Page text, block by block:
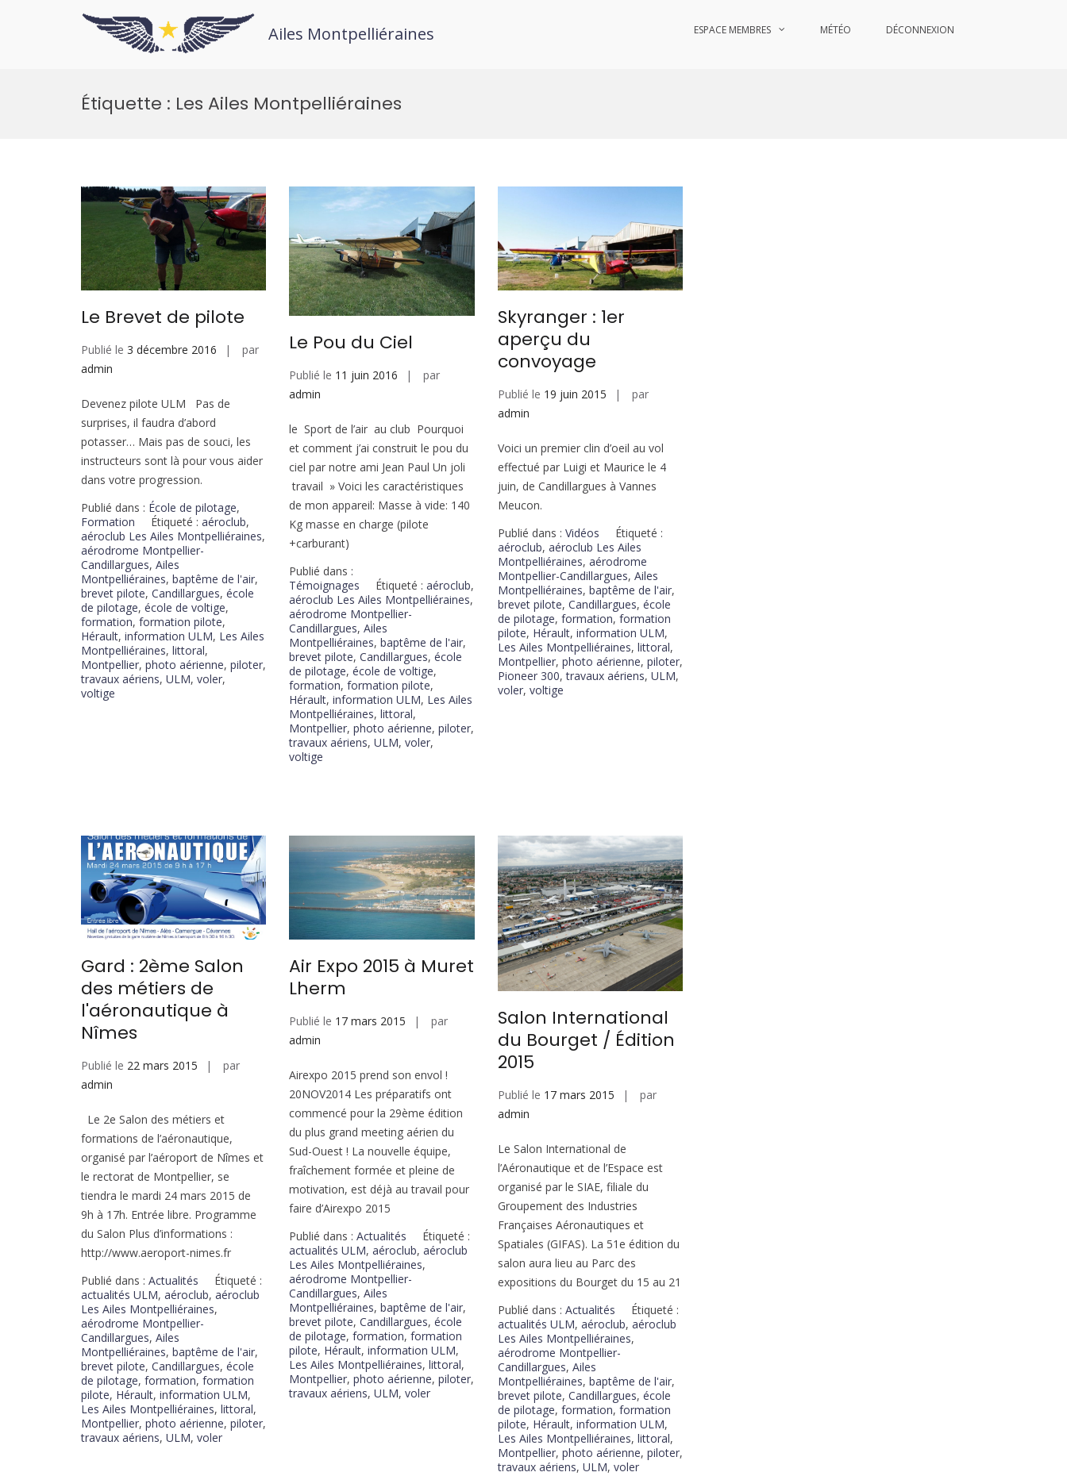
Ailes Montpelliéraines ESPACE MEMBRES MÉTÉO DÉCONNEXION
Étiquette : Les Ailes Montpelliéraines
Le Brevet de pilote
Publié le 3 décembre 2016
par
admin
Devenez pilote ULM Pas de
surprises, il faudra d’abord
potasser… Mais pas de souci, les
instructeurs sont là pour vous aider
dans votre progression.
Publié dans : École de pilotage,
Formation
Étiqueté : aéroclub,
aéroclub Les Ailes Montpelliéraines,
aérodrome Montpellier-
Candillargues, Ailes
Montpelliéraines, baptême de l'air,
brevet pilote, Candillargues, école
de pilotage, école de voltige,
formation, formation pilote,
Hérault, information ULM, Les Ailes
Montpelliéraines, littoral,
Montpellier, photo aérienne, piloter,
travaux aériens, ULM, voler,
voltige
Le Pou du Ciel
Publié le 11 juin 2016
par
admin
le Sport de l’air au club Pourquoi
et comment j’ai construit le pou du
ciel par notre ami Jean Paul Un joli
travail » Voici les caractéristiques
de mon appareil: Masse à vide: 140
Kg masse en charge (pilote
+carburant)
Publié dans :
Témoignages
Étiqueté :aéroclub,
aéroclub Les Ailes Montpelliéraines,
aérodrome Montpellier-
Candillargues,Ailes
Montpelliéraines,baptême de l'air,
brevet pilote,Candillargues,école
de pilotage,école de voltige,
formation,formation pilote,
Hérault,information ULM, Les Ailes
Montpelliéraines,littoral,
Montpellier,photo aérienne,piloter,
travaux aériens,ULM,voler,
voltige
Skyranger : 1er
aperçu du
convoyage
Publié le 19 juin 2015
par
admin
Voici un premier clin d’oeil au vol
effectué par Luigi et Maurice le 4
juin, de Candillargues à Vannes
Meucon.
Publié dans : Vidéos
Étiqueté :
aéroclub, aéroclub Les Ailes
Montpelliéraines, aérodrome
Montpellier-Candillargues, Ailes
Montpelliéraines, baptême de l'air,
brevet pilote, Candillargues, école
de pilotage, formation, formation
pilote, Hérault, information ULM,
Les Ailes Montpelliéraines, littoral,
Montpellier, photo aérienne, piloter,
Pioneer 300,travaux aériens, ULM,
voler, voltige
Gard : 2ème Salon
des métiers de
l'aéronautique à
Nîmes
Publié le 22 mars 2015
par
admin
Le 2e Salon des métiers et
formations de l’aéronautique,
organisé par l’aéroport de Nîmes et
le rectorat de Montpellier, se
tiendra le mardi 24 mars 2015 de
9h à 17h. Entrée libre. Programme
du Salon Plus d’informations :
http://www.aeroport-nimes.fr
Publié dans : Actualités
Étiqueté :
actualités ULM, aéroclub, aéroclub
Les Ailes Montpelliéraines,
aérodrome Montpellier-
Candillargues, Ailes
Montpelliéraines, baptême de l'air,
brevet pilote, Candillargues, école
de pilotage, formation, formation
pilote, Hérault, information ULM,
Les Ailes Montpelliéraines, littoral,
Montpellier, photo aérienne, piloter,
travaux aériens, ULM, voler
Air Expo 2015 à Muret
Lherm
Publié le 17 mars 2015
par
admin
Airexpo 2015 prend son envol !
20NOV2014 Les préparatifs ont
commencé pour la 29ème édition
du plus grand meeting aérien du
Sud-Ouest ! La nouvelle équipe,
fraîchement formée et pleine de
motivation, est déjà au travail pour
faire d’Airexpo 2015
Publié dans :Actualités
Étiqueté :
actualités ULM,aéroclub,aéroclub
Les Ailes Montpelliéraines,
aérodrome Montpellier-
Candillargues,Ailes
Montpelliéraines,baptême de l'air,
brevet pilote,Candillargues,école
de pilotage,formation,formation
pilote, Hérault,information ULM,
Les Ailes Montpelliéraines,littoral,
Montpellier,photo aérienne,piloter,
travaux aériens,ULM,voler
Salon International
du Bourget / Édition
2015
Publié le 17 mars 2015
par
admin
Le Salon International de
l’Aéronautique et de l’Espace est
organisé par le SIAE, filiale du
Groupement des Industries
Françaises Aéronautiques et
Spatiales (GIFAS). La 51e édition du
salon aura lieu au Parc des
expositions du Bourget du 15 au 21
Publié dans : Actualités
Étiqueté :
actualités ULM, aéroclub, aéroclub
Les Ailes Montpelliéraines,
aérodrome Montpellier-
Candillargues, Ailes
Montpelliéraines, baptême de l'air,
brevet pilote, Candillargues, école
de pilotage, formation, formation
pilote, Hérault, information ULM,
Les Ailes Montpelliéraines, littoral,
Montpellier, photo aérienne, piloter,
travaux aériens, ULM, voler